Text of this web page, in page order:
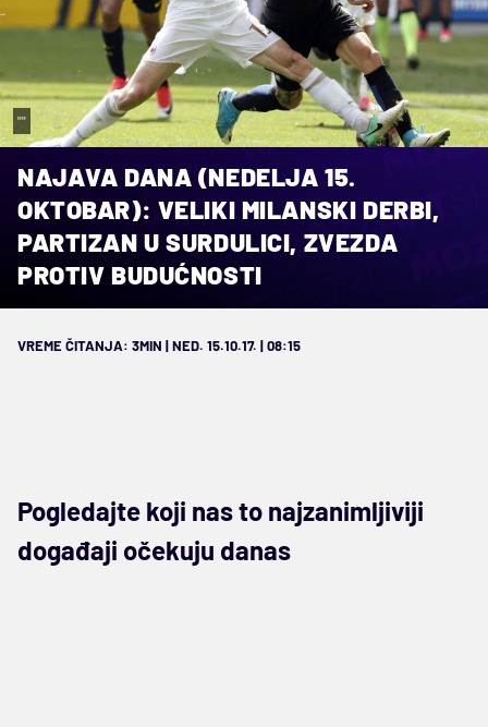
""
NAJAVA DANA (NEDELJA 15.
OKTOBAR): VELIKI MILANSKI DERBI,
PARTIZAN U SURDULICI, ZVEZDA
PROTIV BUDUĆNOSTI
VREME ČITANJA: 3MIN | NED. 15.10.17. | 08:15
Pogledajte koji nas to najzanimljiviji
događaji očekuju danas